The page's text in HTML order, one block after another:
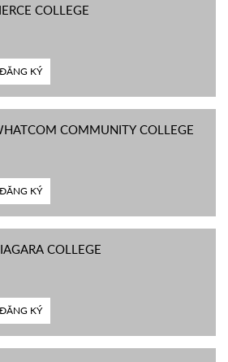
COLLEGE
ĐĂNG KÝ
COMMUNITY COLLEGE
ĐĂNG KÝ
COLLEGE
ĐĂNG KÝ